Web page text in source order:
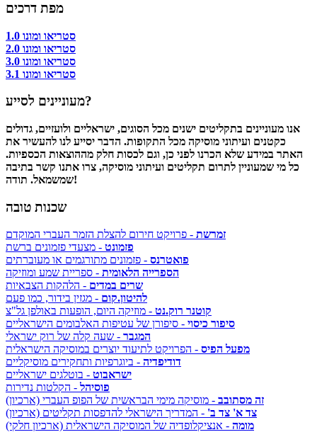
מפת דרכים
סטריאו ומונו 1.0
סטריאו ומונו 2.0
סטריאו ומונו 3.0
סטריאו ומונו 3.1
מעוניינים לסייע?
אנו מעוניינים בתקליטים ישנים מכל הסוגים, ישראליים ולועזיים, גדולים
כקטנים ועיתוני מוסיקה מכל התקופות. הדבר יסייע לנו להעשיר את
האתר במידע שלא הכרנו לפני כן, וגם לכסות חלק מההוצאות הכספיות.
כל מי שמעוניין לתרום תקליטים ועיתוני מוסיקה, צרו אתנו קשר בתיבה
שמשמאל. תודה!
שכנות טובה
זמרשת - פרויקט חירום להצלת הזמר העברי המוקדם
פזמונט - מצעדי פזמונים ברשת
פואטרנס - פזמונים מתורגמים או מעוברתים
הספרייה הלאומית - ספריית שמע ומוזיקה
שרים במדים - הלהקות הצבאיות
להיטון.קום - מגזין בידור, כמו פעם
קוטנר רוק.נט - מוזיקה היום, הופעות באולפן גל"צ
סיפור כיסוי - סיפורן של עטיפות האלבומים הישראליים
המגבר - שעה קלה של רוק ישראלי
מפעל הפיס - הפרויקט לתיעוד יוצרים במוסיקה הישראלית
דודיפדיה - ביוגרפיות ותחקירים מוסיקליים
ישראבוט - בוטלגים ישראליים
פוסיהל - הקלטות נדירות
זה מסתובב - מוסיקה מימי הבראשית של הפופ העברי (ארכיון)
צד א' צד ב' - המדריך הישראלי להדפסות תקליטים (ארכיון)
מומה - אנציקלופדיה של המוסיקה הישראלית (ארכיון חלקי)